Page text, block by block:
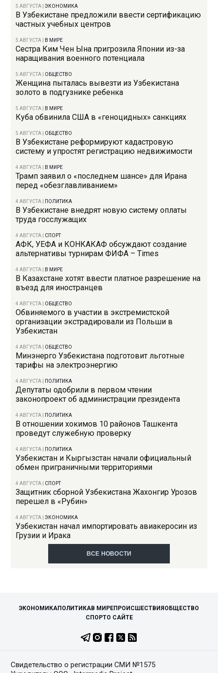
5 АВГУСТА |ЭКОНОМИКА
В Узбекистане предложили ввести сертификацию
частных учебных центров
5 АВГУСТА В МИРЕ
Сестра Ким Чен Ына пригрозила Японии из-за
наращивания военного потенциала
5 АВГУСТА ОБЩЕСТВО
Женщина пыталась вывезти из Узбекистана
золото в подгузнике ребенка
5 АВГУСТА В МИРЕ
Куба обвинила США в «геноцидных» санкциях
5 АВГУСТА ОБЩЕСТВО
В Узбекистане реформируют кадастровую
систему и упростят регистрацию недвижимости
4 АВГУСТА В МИРЕ
Трамп заявил о «последнем шансе» для Ирана
перед «обезглавливанием»
4 АВГУСТА ПОЛИТИКА
В Узбекистане внедрят новую систему оплаты
труда госслужащих
4 АВГУСТА СПОРТ
АФК, УЕФА и КОНКАКАФ обсуждают создание
альтернативы турнирам ФИФА – Times
4 АВГУСТА В МИРЕ
В Казахстане хотят ввести платное разрешение на
въезд для иностранцев
4 АВГУСТА ОБЩЕСТВО
Обвиняемого в участии в экстремистской
организации экстрадировали из Польши в
Узбекистан
4 АВГУСТА ОБЩЕСТВО
Минэнерго Узбекистана подготовит льготные
тарифы на электроэнергию
4 АВГУСТА ПОЛИТИКА
Депутаты одобрили в первом чтении
законопроект об администрации президента
4 АВГУСТА ПОЛИТИКА
В отношении хокимов 10 районов Ташкента
проведут служебную проверку
4 АВГУСТА ПОЛИТИКА
Узбекистан и Кыргызстан начали официальный
обмен приграничными территориями
4 АВГУСТА СПОРТ
Защитник сборной Узбекистана Жахонгир Урозов
перешел в «Рубин»
4 АВГУСТА |ЭКОНОМИКА
Узбекистан начал импортировать авиакеросин из
Грузии и Ирака
ВСЕ НОВОСТИ
ЭКОНОМИКАПОЛИТИКАВ МИРЕПРОИСШЕСТВИЯ ОБЩЕСТВО
СПОРТО САЙТЕ
Свидетельство о регистрации СМИ №1575